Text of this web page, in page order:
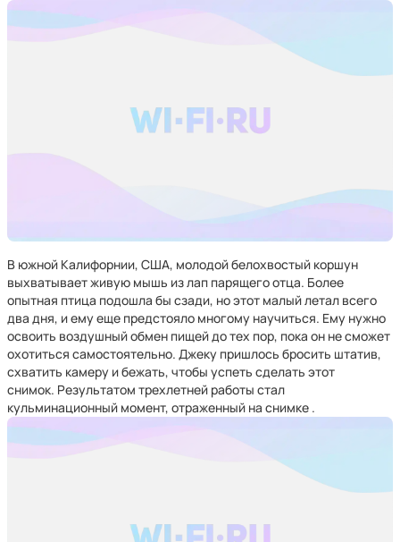
В южной Калифорнии, США, молодой белохвостый коршун
выхватывает живую мышь из лап парящего отца. Более
опытная птица подошла бы сзади, но этот малый летал всего
два дня, и ему еще предстояло многому научиться. Ему нужно
освоить воздушный обмен пищей до тех пор, пока он не сможет
охотиться самостоятельно. Джеку пришлось бросить штатив,
схватить камеру и бежать, чтобы успеть сделать этот
снимок. Результатом трехлетней работы стал
кульминационный момент, отраженный на снимке .